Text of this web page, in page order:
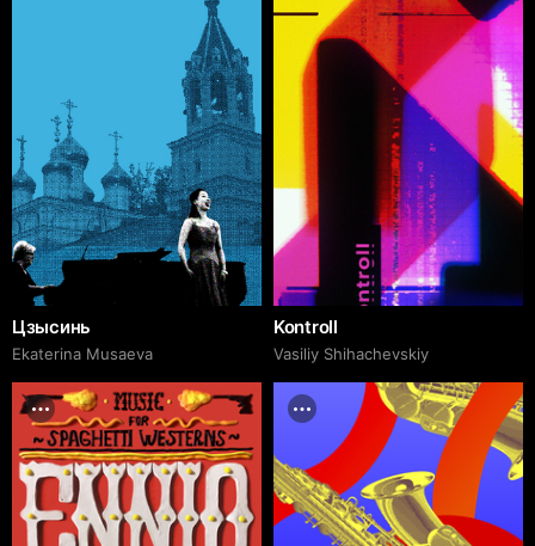
Цзысинь
Ekaterina Musaeva
Kontroll
Vasiliy Shihachevskiy